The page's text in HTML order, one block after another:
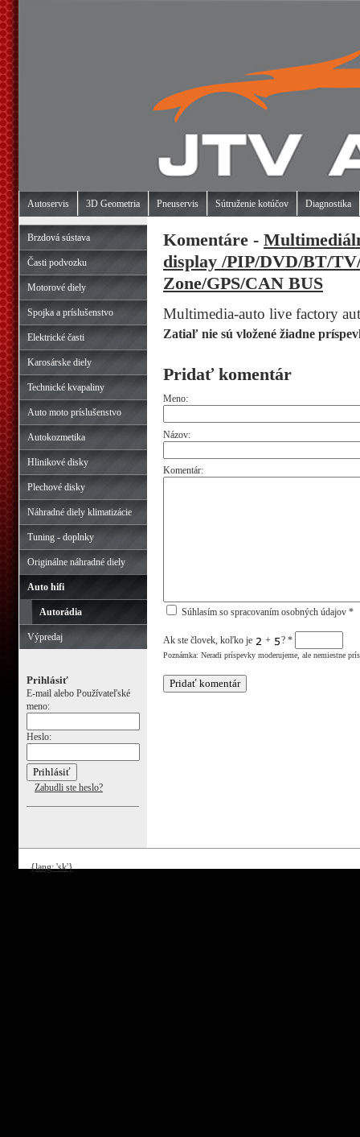
Autoservis 3D Geometria Pneuservis Sútruženie kotúčov Diagnostika
Brzdová sústava
Časti podvozku
Motorové diely
Spojka a príslušenstvo
Elektrické časti
Karosárske diely
Technické kvapaliny
Auto moto príslušenstvo
Autokozmetika
Hlinikové disky
Plechové disky
Náhradné diely klimatizácie
Tuning - doplnky
Originálne náhradné diely
Auto hifi
Autorádia
Výpredaj
Prihlásiť
E-mail alebo Používateľské
meno:
Heslo:
Zabudli ste heslo?
Komentáre -
display /PIP/DVD/BT/
Zone/GPS/CAN BUS
Multimedia-auto live factory
Zatiaľ nie sú vložené žiadne
Pridať komentár
Meno:
Názov:
Komentár:
Súhlasím so spracovaním osobných údajov *
Ak ste človek, koľko je + ? *
Poznámka: Neradi príspevky moderujeme, ale nemiestne
{lang: 'sk'}